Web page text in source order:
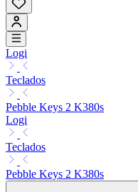
Logi
Teclados
Pebble Keys 2 K380s
Logi
Teclados
Pebble Keys 2 K380s